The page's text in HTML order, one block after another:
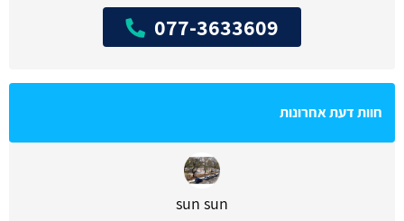
077-3633609
חוות דעת אחרונות
sun sun